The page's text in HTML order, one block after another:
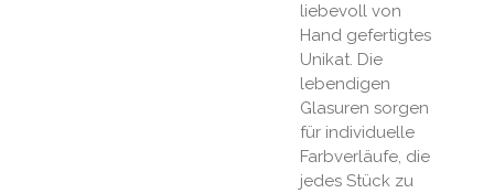
liebevoll von
Hand gefertigtes
Unikat. Die
lebendigen
Glasuren sorgen
für individuelle
Farbverläufe, die
jedes Stück zu